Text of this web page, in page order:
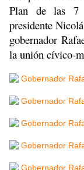
Plan de las 7
presidente
gobernador
la unión cívico-